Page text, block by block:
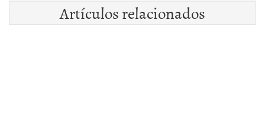
Artículos relacionados